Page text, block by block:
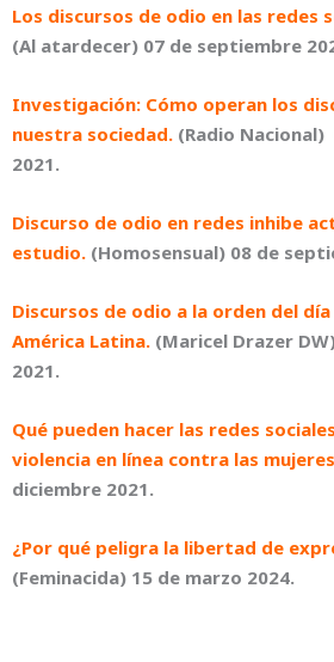
Los discursos de odio en las redes
(Al atardecer) 07 de septiembre
Investigación: Cómo operan los
nuestra sociedad. (Radio
2021.
Discurso de odio en redes inhibe
estudio. (Homosensual) 08 de
Discursos de odio a la orden del día
América Latina. (Maricel Drazer
2021.
Qué pueden hacer las redes
violencia en línea contra las
diciembre 2021.
¿Por qué peligra la libertad de
(Feminacida) 15 de marzo 2024.